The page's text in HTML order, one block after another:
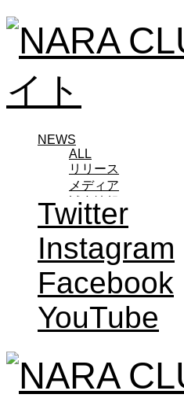
NEWS
ALL
リリース
メディア
試合情報
グッズ
普及・育成
ホームタウン
コラム
その他
TEAM
2026/27トップチーム
ソシオス
バモス
チアダンススクール
Twitter
Instagram
Facebook
YouTube